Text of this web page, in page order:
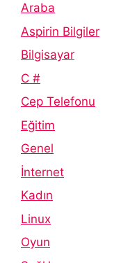
Araba
Aspirin Bilgiler
Bilgisayar
C #
Cep Telefonu
Eğitim
Genel
İnternet
Kadın
Linux
Oyun